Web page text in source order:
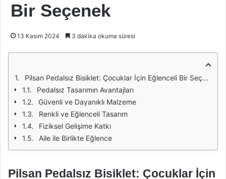
Bir Seçenek
13 Kasım 2024 3 dakika okuma süresi
Pilsan Pedalsız Bisiklet: Çocuklar İçin Eğlenceli Bir Seçenek
Pedalsız Tasarımın Avantajları
Güvenli ve Dayanıklı Malzeme
Renkli ve Eğlenceli Tasarım
Fiziksel Gelişime Katkı
Aile ile Birlikte Eğlence
Pilsan Pedalsız Bisiklet: Çocuklar İçin